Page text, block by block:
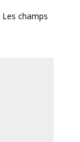
Les champs